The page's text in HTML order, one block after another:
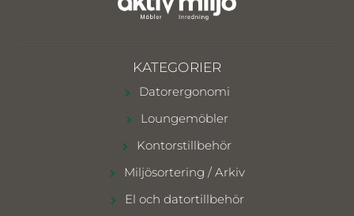
KATEGORIER
Datorergonomi
Loungemöbler
Kontorstillbehör
Miljösortering / Arkiv
El och datortillbehör